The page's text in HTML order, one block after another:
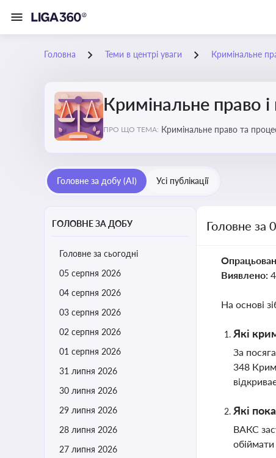
Головна Теми в центрі уваги Кримінальне
Кримінальне право
ПРО ЩО ТЕМА: Кримінальне право та
Головне за добу (AI) Усі публікації
ГОЛОВНЕ ЗА ДОБУ
Головне за сьогодні
05 серпня 2026
04 серпня 2026
03 серпня 2026
02 серпня 2026
01 серпня 2026
31 липня 2026
30 липня 2026
29 липня 2026
28 липня 2026
27 липня 2026
Головне за
Виявлено:
На основі
Які
За
348
Які
ВАКС